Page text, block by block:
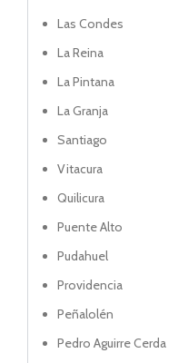
Las Condes
La Reina
La Pintana
La Granja
Santiago
Vitacura
Quilicura
Puente Alto
Pudahuel
Providencia
Peñalolén
Pedro Aguirre Cerda